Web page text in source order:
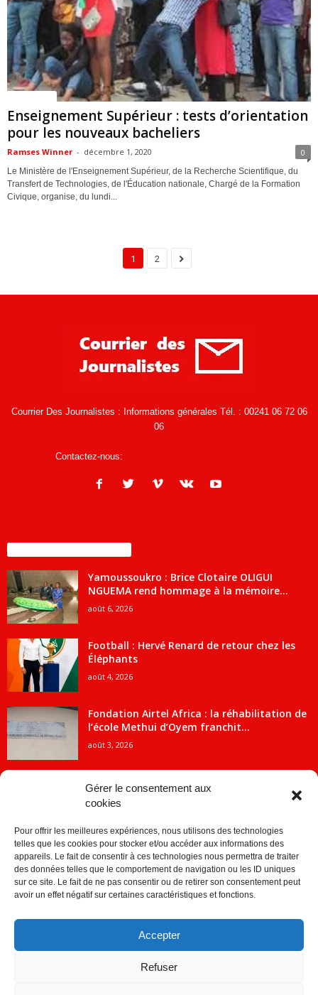
Gérer le consentement aux
cookies
Pour offrir les meilleures expériences, nous utilisons des technologies
telles que les cookies pour stocker et/ou accéder aux informations des
appareils. Le fait de consentir à ces technologies nous permettra de traiter
des données telles que le comportement de navigation ou les ID uniques
sur ce site. Le fait de ne pas consentir ou de retirer son consentement peut
avoir un effet négatif sur certaines caractéristiques et fonctions.
Accepter
Refuser
Enseignement Supérieur : tests d’orientation
pour les nouveaux bacheliers
Ramses Winner - décembre 1, 2020 0
Le Ministère de l'Enseignement Supérieur, de la Recherche Scientifique, du
Transfert de Technologies, de l'Éducation nationale, Chargé de la Formation
Civique, organise, du lundi...
1 2
Courrier Des Journalistes : Informations générales Tél. : 00241 06 72 06
06
Contactez-nous:
Yamoussoukro : Brice Clotaire OLIGUI
NGUEMA rend hommage à la mémoire...
août 6, 2026
Football : Hervé Renard de retour chez les
Éléphants
août 4, 2026
Fondation Airtel Africa : la réhabilitation de
l’école Methui d’Oyem franchit...
août 3, 2026
ACTUALITES
Economie 2091
1840
Société
Sport 859